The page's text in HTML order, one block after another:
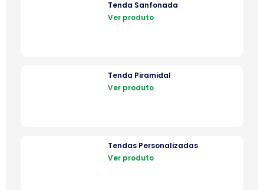
Tenda Sanfonada
Ver produto
Tenda Piramidal
Ver produto
Tendas Personalizadas
Ver produto